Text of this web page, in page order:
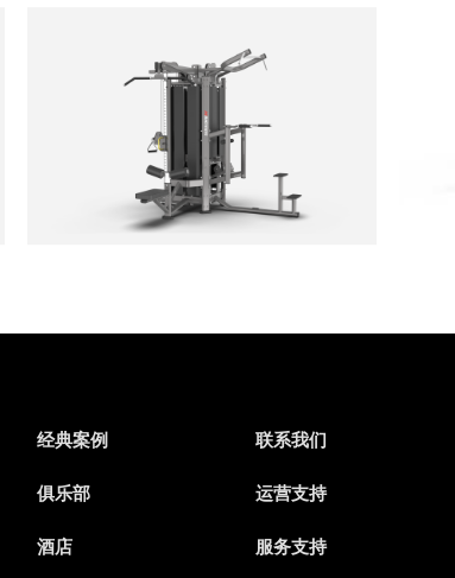
经典案例
俱乐部
酒店
联系我们
运营支持
服务支持